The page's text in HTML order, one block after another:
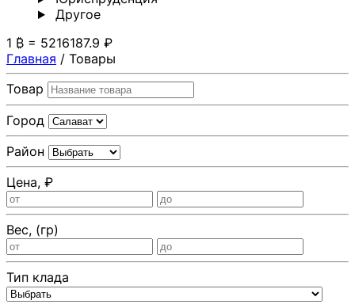
Другoе
1 ₿ = 5216187.9 ₽
Главная / Товары
Товар
Город
Район
Цена, ₽
Вес, (гр)
Тип клада